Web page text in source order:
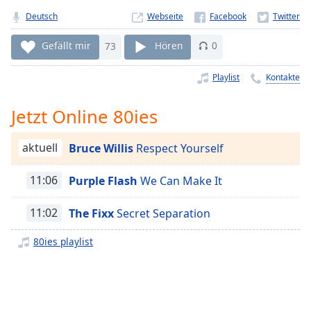
1x
Playback
Rate
Chapters
Descriptions
descriptions
off,
selected
subtitles
Deutsch Webseite
Gefällt mir 73 Hören 0
Playlist Kontakte
Jetzt Online 80ies
aktuell Bruce Willis Respect Yourself
11:06 Purple Flash We Can Make It
11:02 The FixxSecret Separation
80ies playlist